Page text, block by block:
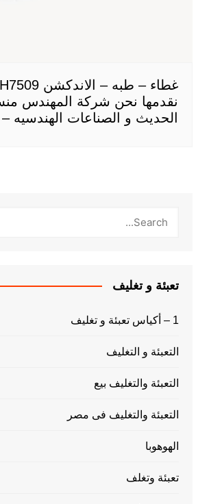
نقدمها نحن شركة المهندس
الحديث و الصناعات الهندسيه –
تعبئة و تغليف
1 – أكياس تعبئة و تغليف
التعبئة و التغليف
التعبئة والتغليف بيع
التعبئة والتغليف فى مصر
الهوهوبا
تعبئة وتغلف